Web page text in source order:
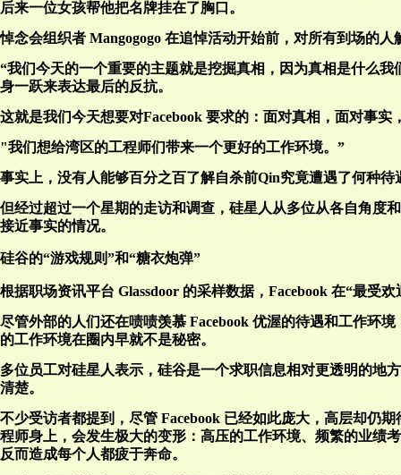
后来一位女孩帮他把名牌挂在了胸口。
悼念会组织者 Mangogogo 在追悼活动开始前，对所有到场的
“我们今天的一个重要的主题就是挖掘真相，因为真相是什么
身一跃来表达最后的反抗。
这就是我们今天想要对Facebook 要求的：面对真相，面对事实
"我们想给湾区的工程师们带来一个更好的工作环境。”
事实上，没有人能够百分之百了解自杀前Qin究竟遭遇了何种
但经过超过一个星期的走访和调查，硅星人从多位从各自角度
接近事实的情况。
硅谷的“游戏规则”和“糖衣炮弹”
根据职场资讯平台 Glassdoor 的采样数据，Facebook 在“最受
尽管外部的人们还在啧啧羡慕 Facebook 优渥的待遇和工作环
的工作环境在圈内早就不是秘密。
多位员工对硅星人表示，硅谷是一个求职信息相对更透明的地
清楚。
不少受访者都提到，尽管 Facebook 已经如此庞大，高层却仍
程师身上，会发生极大的变形：高压的工作环境、频繁的业绩
反而造成每个人都疲于奔命。